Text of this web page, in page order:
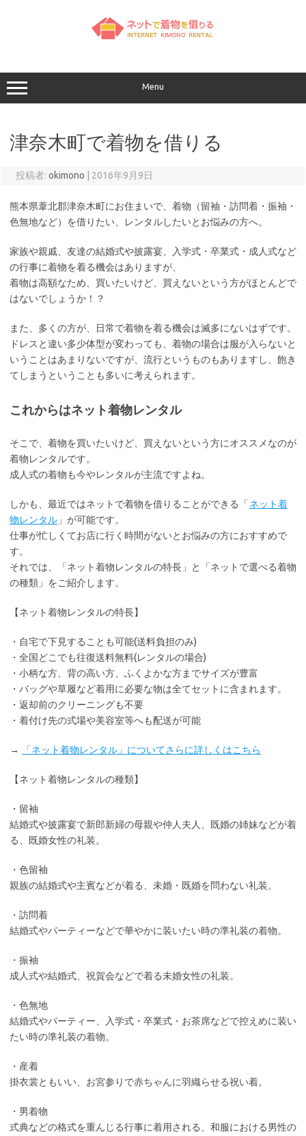
キ
ッ
プ
Menu
津奈木町で着物を借りる
投稿者: okimono 2016年9月9日
熊本県葦北郡津奈木町にお住まいで、着物（留袖・訪問着・振袖・
色無地など）を借りたい、レンタルしたいとお悩みの方へ。
家族や親戚、友達の結婚式や披露宴、入学式・卒業式・成人式など
の行事に着物を着る機会はありますが、
着物は高額なため、買いたいけど、買えないという方がほとんどで
はないでしょうか！？
また、多くの方が、日常で着物を着る機会は滅多にないはずです。
ドレスと違い多少体型が変わっても、着物の場合は服が入らないと
いうことはあまりないですが、流行というものもありますし、飽き
てしまうということも多いに考えられます。
これからはネット着物レンタル
そこで、着物を買いたいけど、買えないという方にオススメなのが
着物レンタルです。
成人式の着物も今やレンタルが主流ですよね。
しかも、最近ではネットで着物を借りることができる「 ネット着
物レンタル 」が可能です。
仕事が忙しくてお店に行く時間がないとお悩みの方におすすめで
す。
それでは、「ネット着物レンタルの特長」と「ネットで選べる着物
の種類」をご紹介します。
【ネット着物レンタルの特長】
・ 自宅で下見することも可能(送料負担のみ)
・全国どこでも往復送料無料(レンタルの場合)
・小柄な方、背の高い方、ふくよかな方までサイズが豊富
・バッグや草履など着用に必要な物は全てセット に含まれます。
・返却前のクリーニングも不要
・着付け先の式場や美容室等へも配送が可能
→ 「ネット着物レンタル」についてさらに詳しくはこちら
【ネット着物レンタルの種類】
・留袖
結婚式や披露宴で新郎新婦の母親や仲人夫人、既婚の姉妹などが着
る、既婚女性の礼装。
・色留袖
親族の結婚式や主賓などが着る、未婚・既婚を問わない礼装。
・訪問着
結婚式やパーティーなどで華やかに装いたい時の準礼装の着物。
・振袖
成人式や結婚式、祝賀会などで着る未婚女性の礼装。
・色無地
結婚式やパーティー、入学式・卒業式・お茶席などで控えめに装い
たい時の準礼装の着物。
・産着
掛衣裳ともいい、お宮参りで赤ちゃんに羽織らせる祝い着。
・男着物
式典などの格式を重んじる行事に着用される、和服における男性の